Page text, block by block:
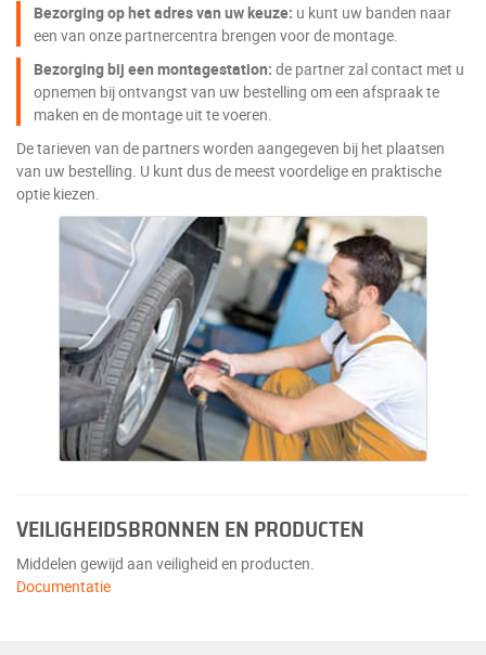
Bezorging op het adres van uw keuze: u kunt uw banden naar
een van onze partnercentra brengen voor de montage.
Bezorging bij een montagestation: de partner zal contact met u
opnemen bij ontvangst van uw bestelling om een afspraak te
maken en de montage uit te voeren.
De tarieven van de partners worden aangegeven bij het plaatsen
van uw bestelling. U kunt dus de meest voordelige en praktische
optie kiezen.
VEILIGHEIDSBRONNEN EN PRODUCTEN
Middelen gewijd aan veiligheid en producten.
Documentatie